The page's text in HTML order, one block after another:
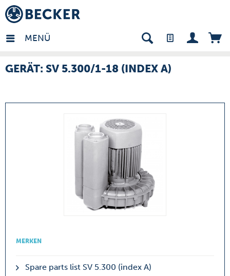
MENÜ
- DE
GERÄT: SV 5.300/1-18 (INDEX A)
MERKEN
Spare parts list SV 5.300 (index A)